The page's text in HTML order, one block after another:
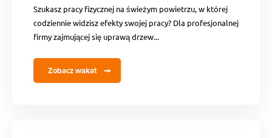
Szukasz pracy fizycznej na świeżym powietrzu, w której
codziennie widzisz efekty swojej pracy? Dla profesjonalnej
firmy zajmującej się uprawą drzew...
Zobacz wakat